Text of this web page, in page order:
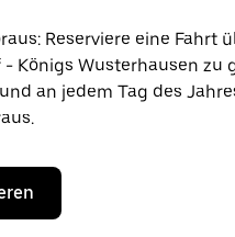
Reserviere eine Fahrt
Königs Wusterhausen zu
an jedem Tag des